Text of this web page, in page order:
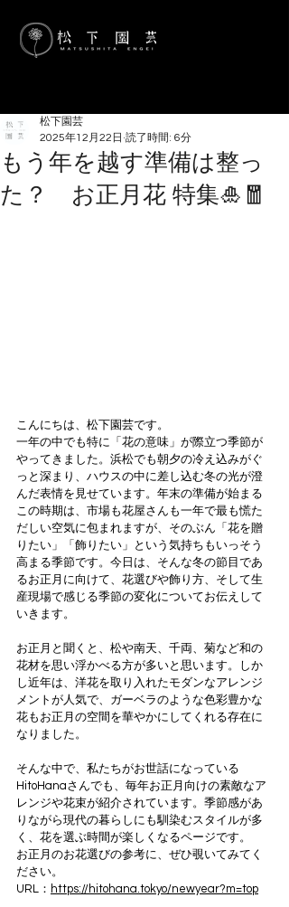
もう年を越す準備は整っ
た？ お正月花 特集🎍🧧
松下園芸
2025年12月22日 読了時間: 6分
こんにちは、松下園芸です。
一年の中でも特に「花の意味」が際立つ季節が
やってきました。浜松でも朝夕の冷え込みがぐ
っと深まり、ハウスの中に差し込む冬の光が澄
んだ表情を見せています。年末の準備が始まる
この時期は、市場も花屋さんも一年で最も慌た
だしい空気に包まれますが、そのぶん「花を贈
りたい」「飾りたい」という気持ちもいっそう
高まる季節です。今日は、そんな冬の節目であ
るお正月に向けて、花選びや飾り方、そして生
産現場で感じる季節の変化についてお伝えして
いきます。
お正月と聞くと、松や南天、千両、菊など和の
花材を思い浮かべる方が多いと思います。しか
し近年は、洋花を取り入れたモダンなアレンジ
メントが人気で、ガーベラのような色彩豊かな
花もお正月の空間を華やかにしてくれる存在に
なりました。
そんな中で、私たちがお世話になっている
HitoHanaさんでも、毎年お正月向けの素敵なア
レンジや花束が紹介されています。季節感があ
りながら現代の暮らしにも馴染むスタイルが多
く、花を選ぶ時間が楽しくなるページです。
お正月のお花選びの参考に、ぜひ覗いてみてく
ださい。
URL： https://hitohana.tokyo/newyear?m=top